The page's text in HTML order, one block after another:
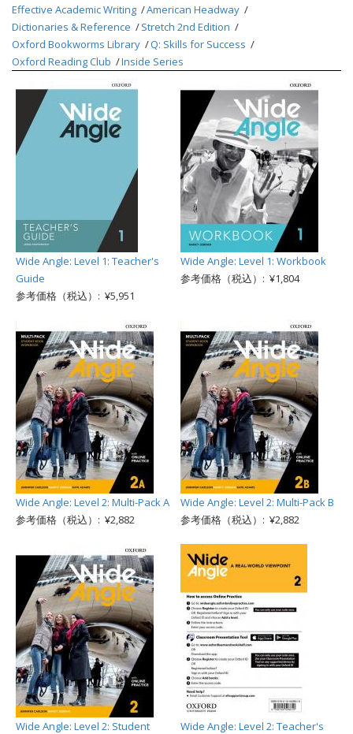
Effective Academic Writing
American Headway
Dictionaries & Reference
Stretch 2nd Edition
Oxford Bookworms Library
Q: Skills for Success
Oxford Reading Club
Inside Series
Wide Angle: Level 1: Teacher's
Guide
参考価格（税込）: ¥5,951
Wide Angle: Level 1: Workbook
参考価格（税込）: ¥1,804
Wide Angle: Level 2: Multi-Pack A
参考価格（税込）: ¥2,882
Wide Angle: Level 2: Multi-Pack B
参考価格（税込）: ¥2,882
Wide Angle: Level 2: Student
Wide Angle: Level 2: Teacher's